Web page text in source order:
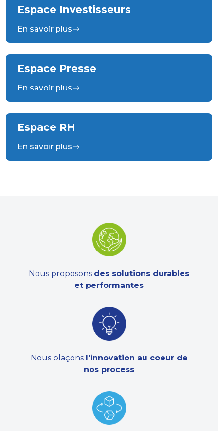
Espace Investisseurs
En savoir plus
Espace Presse
En savoir plus
Espace RH
En savoir plus
Nous proposons des solutions durables
et performantes
Nous plaçons l'innovation au coeur de
nos process